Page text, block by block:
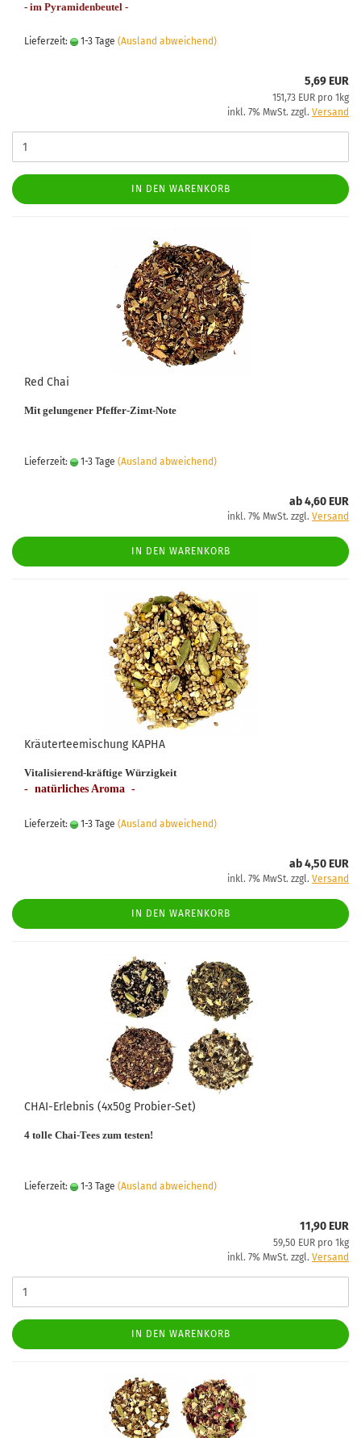
- im Pyramidenbeutel -
Lieferzeit: 1-3 Tage (Ausland abweichend)
5,69 EUR
151,73 EUR pro 1kg
inkl. 7% MwSt. zzgl. Versand
IN DEN WARENKORB
Red Chai
Mit gelungener Pfeffer-Zimt-Note
Lieferzeit: 1-3 Tage (Ausland abweichend)
ab 4,60 EUR
inkl. 7% MwSt. zzgl. Versand
IN DEN WARENKORB
Kräuterteemischung KAPHA
Vitalisierend-kräftige Würzigkeit
- natürliches Aroma -
Lieferzeit: 1-3 Tage (Ausland abweichend)
ab 4,50 EUR
inkl. 7% MwSt. zzgl. Versand
IN DEN WARENKORB
CHAI-Erlebnis (4x50g Probier-Set)
4 tolle Chai-Tees zum testen!
Lieferzeit: 1-3 Tage (Ausland abweichend)
11,90 EUR
59,50 EUR pro 1kg
inkl. 7% MwSt. zzgl. Versand
IN DEN WARENKORB